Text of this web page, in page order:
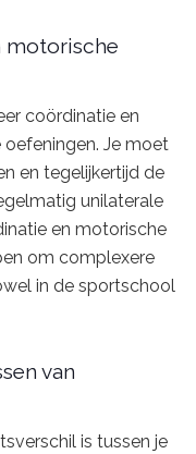
motorische
coördinatie en
Je moet
en tegelijkertijd de
unilaterale
en motorische
om complexere
in de sportschool
van
is tussen je